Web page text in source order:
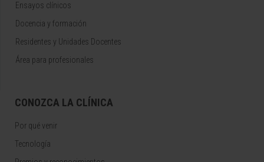
Ensayos clínicos
Docencia y formación
Residentes y Unidades Docentes
Área para profesionales
CONOZCA LA CLÍNICA
Por qué venir
Tecnología